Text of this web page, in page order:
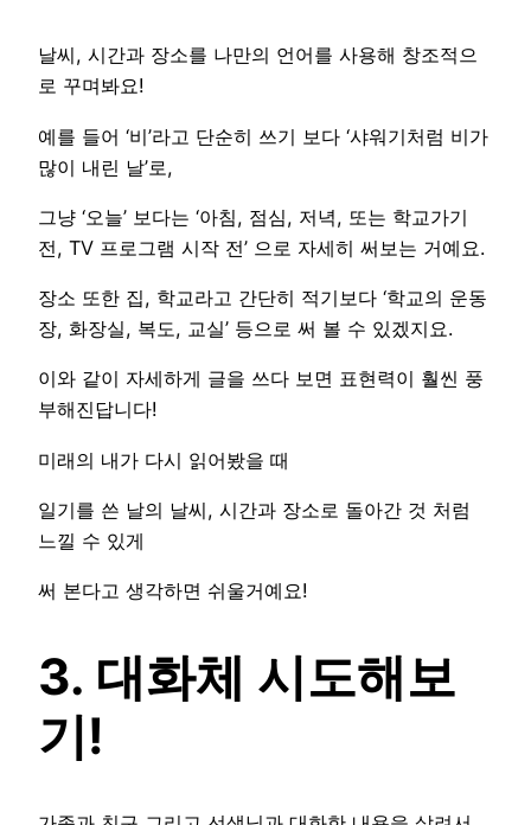
날씨, 시간과 장소를 나만의 언어를 사용해 창조적으
로 꾸며봐요!
예를 들어 ‘비’라고 단순히 쓰기 보다 ‘샤워기처럼 비가
많이 내린 날’로,
그냥 ‘오늘’ 보다는 ‘아침, 점심, 저녁, 또는 학교가기
전, TV 프로그램 시작 전’ 으로 자세히 써보는 거예요.
장소 또한 집, 학교라고 간단히 적기보다 ‘학교의 운동
장, 화장실, 복도, 교실’ 등으로 써 볼 수 있겠지요.
이와 같이 자세하게 글을 쓰다 보면 표현력이 훨씬 풍
부해진답니다!
미래의 내가 다시 읽어봤을 때
일기를 쓴 날의 날씨, 시간과 장소로 돌아간 것 처럼
느낄 수 있게
써 본다고 생각하면 쉬울거예요!
3. 대화체 시도해보
기!